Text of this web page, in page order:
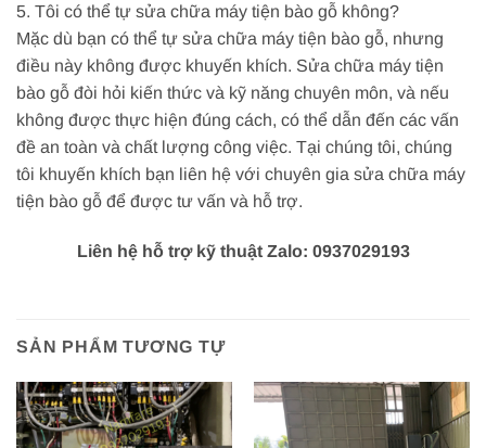
5. Tôi có thể tự sửa chữa máy tiện bào gỗ không?
Mặc dù bạn có thể tự sửa chữa máy tiện bào gỗ, nhưng
điều này không được khuyến khích. Sửa chữa máy tiện
bào gỗ đòi hỏi kiến thức và kỹ năng chuyên môn, và nếu
không được thực hiện đúng cách, có thể dẫn đến các vấn
đề an toàn và chất lượng công việc. Tại chúng tôi, chúng
tôi khuyến khích bạn liên hệ với chuyên gia sửa chữa máy
tiện bào gỗ để được tư vấn và hỗ trợ.
Liên hệ hỗ trợ kỹ thuật Zalo: 0937029193
SẢN PHẨM TƯƠNG TỰ